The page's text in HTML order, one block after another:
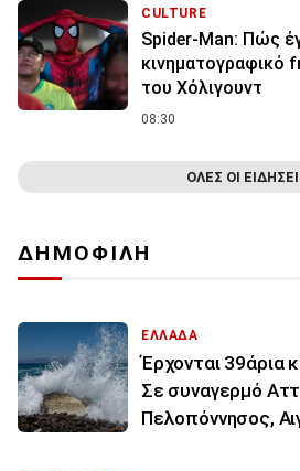
CULTURE
Spider-Man: Πώς
του Χόλιγουντ
08:30
ΟΛΕΣ ΟΙ
ΔΗΜΟΦΙΛΗ
ΕΛΛΑΔΑ
Έρχονται 39άρια
Σε συναγερμό
Πελοπόννησος,